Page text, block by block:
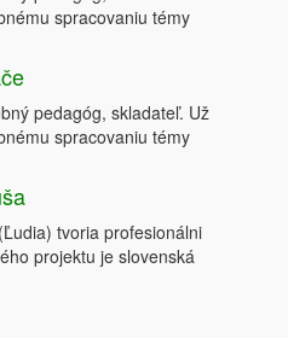
spracovaniu témy
pedagóg, skladateľ. Už
spracovaniu témy
tvoria profesionálni
projektu je slovenská